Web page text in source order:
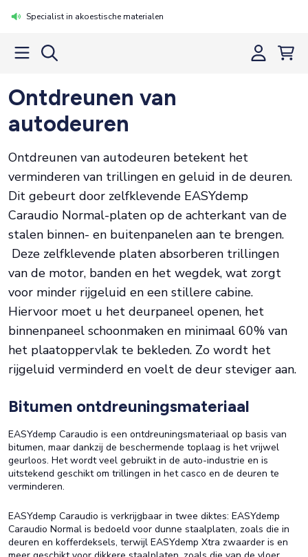
Specialist in akoestische materialen
Ontdreunen van
autodeuren
Ontdreunen van autodeuren betekent het
verminderen van trillingen en geluid in de deuren.
Dit gebeurt door zelfklevende EASYdemp
Caraudio Normal-platen op de achterkant van de
stalen binnen- en buitenpanelen aan te brengen.
Deze zelfklevende platen absorberen trillingen
van de motor, banden en het wegdek, wat zorgt
voor minder rijgeluid en een stillere cabine.
Hiervoor moet u het deurpaneel openen, het
binnenpaneel schoonmaken en minimaal 60% van
het plaatoppervlak te bekleden. Zo wordt het
rijgeluid verminderd en voelt de deur steviger aan.
Bitumen ontdreuningsmateriaal
EASYdemp Caraudio is een ontdreuningsmateriaal op basis van
bitumen, maar dankzij de beschermende toplaag is het vrijwel
geurloos. Het wordt veel gebruikt in de auto-industrie en is
uitstekend geschikt om trillingen in het casco en de deuren te
verminderen.
EASYdemp Caraudio is verkrijgbaar in twee diktes: EASYdemp
Caraudio Normal is bedoeld voor dunne staalplaten, zoals die in
deuren en kofferdeksels, terwijl EASYdemp Xtra zwaarder is en